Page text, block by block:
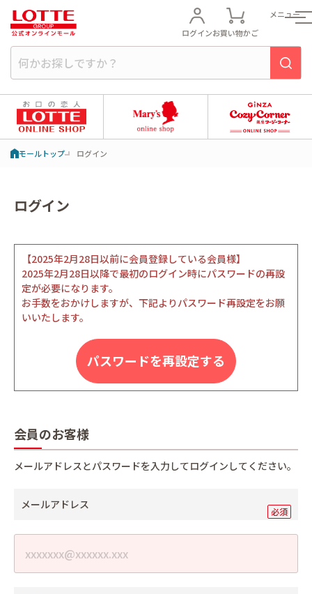
ログインお買い物かご
メニュー
モールトップ ログイン
ログイン
【2025年2月28日以前に会員登録している会員様】
2025年2月28日以降で最初のログイン時にパスワードの再設
定が必要になります。
お手数をおかけしますが、下記よりパスワード再設定をお願
いいたします。
パスワードを再設定する
会員のお客様
メールアドレスとパスワードを入力してログインしてください。
メールアドレス